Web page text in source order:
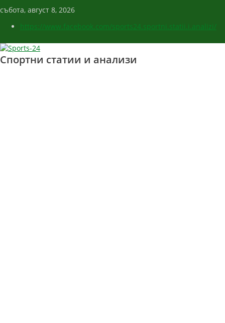
събота, август 8, 2026
https://www.facebook.com/sports24.sportni.statii.i.analizi/
Спортни статии и анализи